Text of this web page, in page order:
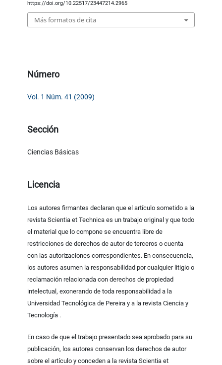
https://doi.org/10.22517/23447214.2965
Más formatos de cita
Número
Vol. 1 Núm. 41 (2009)
Sección
Ciencias Básicas
Licencia
Los autores firmantes declaran que el artículo sometido a la
revista Scientia et Technica es un trabajo original y que todo
el material que lo compone se encuentra libre de
restricciones de derechos de autor de terceros o cuenta
con las autorizaciones correspondientes. En consecuencia,
los autores asumen la responsabilidad por cualquier litigio o
reclamación relacionada con derechos de propiedad
intelectual, exonerando de toda responsabilidad a la
Universidad Tecnológica de Pereira y a la revista Ciencia y
Tecnología .
En caso de que el trabajo presentado sea aprobado para su
publicación, los autores conservan los derechos de autor
sobre el artículo y conceden a la revista Scientia et